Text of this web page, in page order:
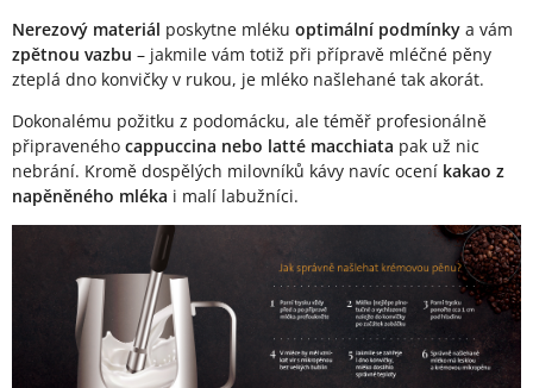
Nerezový materiál poskytne mléku optimální podmínky a vám
zpětnou vazbu – jakmile vám totiž při přípravě mléčné pěny
zteplá dno konvičky v rukou, je mléko našlehané tak akorát.
Dokonalému požitku z podomácku, ale téměř profesionálně
připraveného cappuccina nebo latté macchiata pak už nic
nebrání. Kromě dospělých milovníků kávy navíc ocení kakao z
napěněného mléka i malí labužníci.